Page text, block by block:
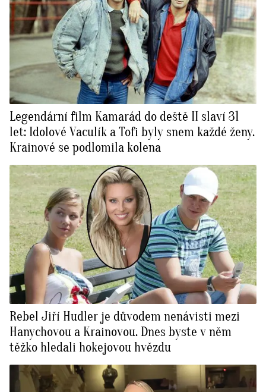
Legendární film Kamarád do deště II slaví 31
let: Idolové Vaculík a Tofi byly snem každé ženy.
Krainové se podlomila kolena
Rebel Jiří Hudler je důvodem nenávisti mezi
Hanychovou a Krainovou. Dnes byste v něm
těžko hledali hokejovou hvězdu